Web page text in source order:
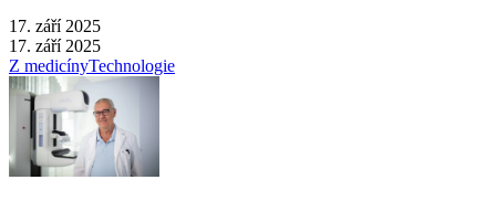
17. září 2025
17. září 2025
Z medicínyTechnologie